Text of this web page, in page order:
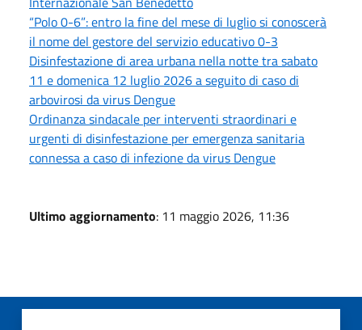
“Polo 0-6”: entro la fine del mese di luglio si conoscerà
il nome del gestore del servizio educativo 0-3
Disinfestazione di area urbana nella notte tra sabato
11 e domenica 12 luglio 2026 a seguito di caso di
arbovirosi da virus Dengue
Ordinanza sindacale per interventi straordinari e
urgenti di disinfestazione per emergenza sanitaria
connessa a caso di infezione da virus Dengue
Ultimo aggiornamento: 11 maggio 2026, 11:36